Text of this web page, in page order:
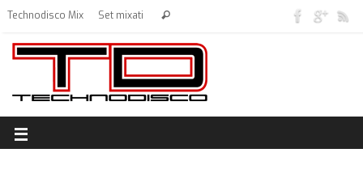
Technodisco Mix Set mixati